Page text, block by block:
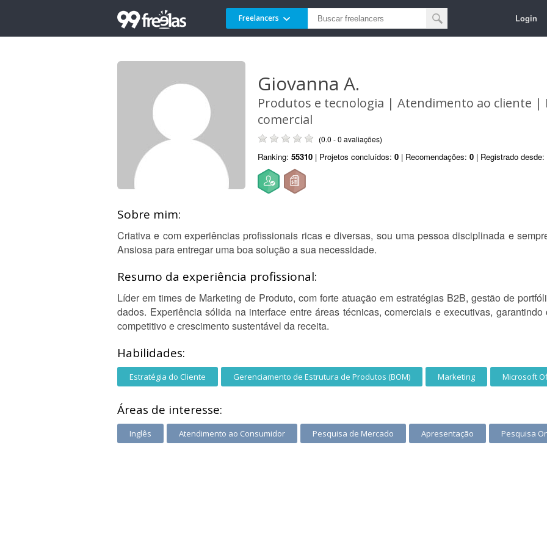
Freelancers Login
Giovanna A.
Produtos e tecnologia | Atendimento ao cliente |
comercial
(0.0 - 0 avaliações)
Ranking: 55310 | Projetos concluídos: 0 | Recomendações: 0 | Registrado desde:
Sobre mim:
Criativa e com experiências profissionais ricas e diversas, sou uma pessoa disciplinada e
Ansiosa para entregar uma boa solução a sua necessidade.
Resumo da experiência profissional:
Líder em times de Marketing de Produto, com forte atuação em estratégias B2B, gestão de
dados. Experiência sólida na interface entre áreas técnicas, comerciais e executivas,
competitivo e crescimento sustentável da receita.
Habilidades:
Estratégia do Cliente Gerenciamento de Estrutura de Produtos (BOM) Marketing Microsoft
Áreas de interesse:
Inglês Atendimento ao Consumidor Pesquisa de Mercado Apresentação Pesquisa